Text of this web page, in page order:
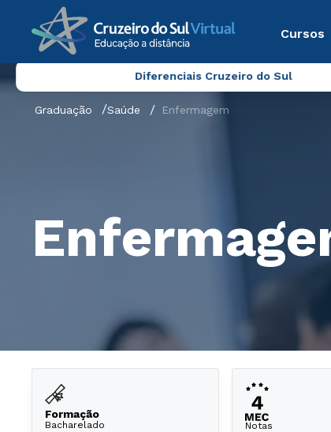
Cursos
Diferenciais Cruzeiro do Sul
Graduação Saúde Enfermagem
Formação
Bacharelado Notas